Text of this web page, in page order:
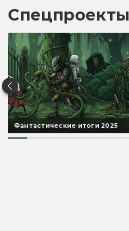
Спецпроекты
Фантастические итоги 2025